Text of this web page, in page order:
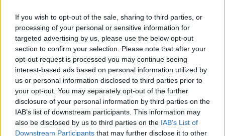
If you wish to opt-out of the sale, sharing to third parties, or
processing of your personal or sensitive information for
targeted advertising by us, please use the below opt-out
section to confirm your selection. Please note that after your
opt-out request is processed you may continue seeing
interest-based ads based on personal information utilized by
us or personal information disclosed to third parties prior to
your opt-out. You may separately opt-out of the further
disclosure of your personal information by third parties on the
IAB’s list of downstream participants. This information may
also be disclosed by us to third parties on the IAB’s List of
Downstream Participants that may further disclose it to other
Žiūrimiausi įrašai
00:00:30
Vaizdai iš tragiškos avarijos Vilniaus r.: dviejų moterų ir
vaiko gyvybių išgelbėti nepavyko
Žinios Lietuvos diena
Savaitės vidurys nusimato karštas: temperatūra kils iki